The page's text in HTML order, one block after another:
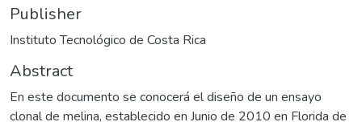
Publisher
Instituto Tecnológico de Costa Rica
Abstract
En este documento se conocerá el diseño de un ensayo
clonal de melina, establecido en Junio de 2010 en Florida de